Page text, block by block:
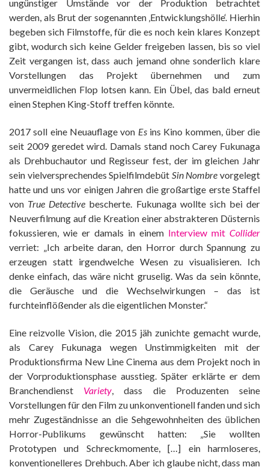
ungünstiger Umstände vor der Produktion betrachtet
werden, als Brut der sogenannten ‚Entwicklungshölle‘. Hierhin
begeben sich Filmstoffe, für die es noch kein klares Konzept
gibt, wodurch sich keine Gelder freigeben lassen, bis so viel
Zeit vergangen ist, dass auch jemand ohne sonderlich klare
Vorstellungen das Projekt übernehmen und zum
unvermeidlichen Flop lotsen kann. Ein Übel, das bald erneut
einen Stephen King-Stoff treffen könnte.
2017 soll eine Neuauflage von Esins Kino kommen, über die
seit 2009 geredet wird. Damals stand noch Carey Fukunaga
als Drehbuchautor und Regisseur fest, der im gleichen Jahr
sein vielversprechendes Spielfilmdebüt Sin Nombre vorgelegt
hatte und uns vor einigen Jahren die großartige erste Staffel
von True Detective bescherte. Fukunaga wollte sich bei der
Neuverfilmung auf die Kreation einer abstrakteren Düsternis
fokussieren, wie er damals in einem Interview mit Collider
verriet: „Ich arbeite daran, den Horror durch Spannung zu
erzeugen statt irgendwelche Wesen zu visualisieren. Ich
denke einfach, das wäre nicht gruselig. Was da sein könnte,
die Geräusche und die Wechselwirkungen – das ist
furchteinflößender als die eigentlichen Monster.“
Eine reizvolle Vision, die 2015 jäh zunichte gemacht wurde,
als Carey Fukunaga wegen Unstimmigkeiten mit der
Produktionsfirma New Line Cinema aus dem Projekt noch in
der Vorproduktionsphase ausstieg. Später erklärte er dem
Branchendienst Variety, dass die Produzenten seine
Vorstellungen für den Film zu unkonventionell fanden und sich
mehr Zugeständnisse an die Sehgewohnheiten des üblichen
Horror-Publikums gewünscht hatten: „Sie wollten
Prototypen und Schreckmomente, […] ein harmloseres,
konventionelleres Drehbuch. Aber ich glaube nicht, dass man